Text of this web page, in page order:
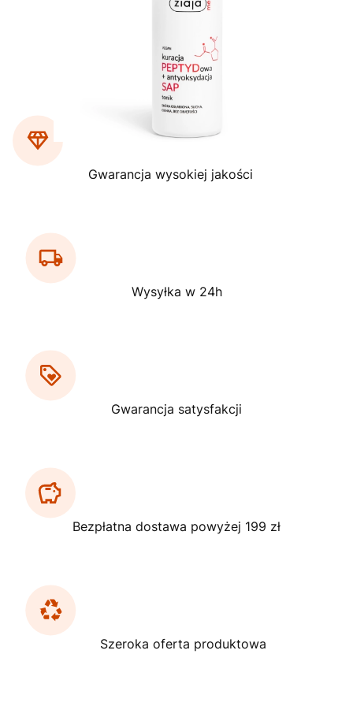
Gwarancja wysokiej jakości
Wysyłka w 24h
Gwarancja satysfakcji
Bezpłatna dostawa powyżej 199 zł
Szeroka oferta produktowa